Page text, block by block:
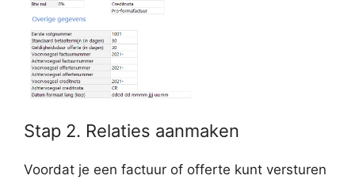
Stap 2. Relaties aanmaken
Voordat je een factuur of offerte kunt versturen